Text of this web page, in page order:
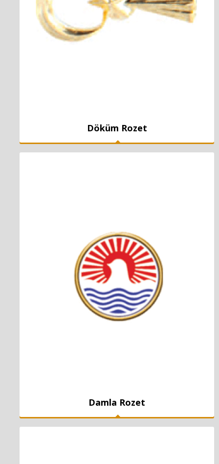
Döküm Rozet
Damla Rozet